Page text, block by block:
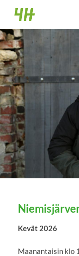
Siirry
sivun
sisältöön
Hankasalmen 4H-
Kevät 2026
Maanantaisin klo